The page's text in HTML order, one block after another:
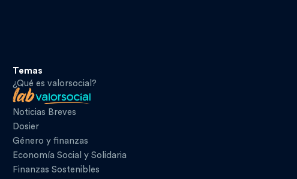
Temas
¿Qué es valorsocial?
Noticias Breves
Dosier
Género y finanzas
Economía Social y Solidaria
Finanzas Sostenibles